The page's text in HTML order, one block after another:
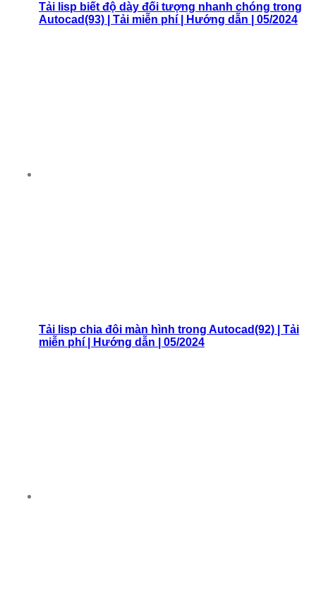
Tải lisp biết độ dày đối tượng nhanh chóng trong
Autocad(93) | Tải miễn phí | Hướng dẫn | 05/2024
Tải lisp chia đôi màn hình trong Autocad(92) | Tải
miễn phí | Hướng dẫn | 05/2024